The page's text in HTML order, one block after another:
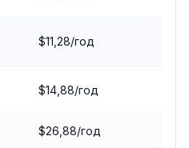
$11,28/год
$14,88/год
$26,88/год